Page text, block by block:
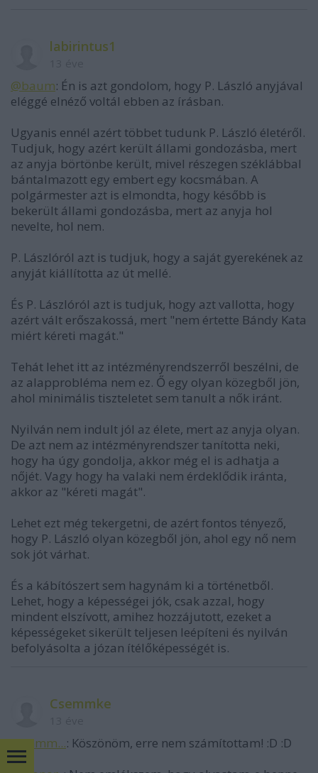
labirintus1
@baum: Én is azt gondolom, hogy P. László anyjával
eléggé elnéző voltál ebben az írásban.
Ugyanis ennél azért többet tudunk P. László életéről.
Tudjuk, hogy azért került állami gondozásba, mert
az anyja börtönbe került, mivel részegen széklábbal
bántalmazott egy embert egy kocsmában. A
polgármester azt is elmondta, hogy később is
bekerült állami gondozásba, mert az anyja hol
nevelte, hol nem.
P. Lászlóról azt is tudjuk, hogy a saját gyerekének az
anyját kiállította az út mellé.
És P. Lászlóról azt is tudjuk, hogy azt vallotta, hogy
azért vált erőszakossá, mert "nem értette Bándy Kata
miért kéreti magát."
Tehát lehet itt az intézményrendszerről beszélni, de
az alapprobléma nem ez. Ő egy olyan közegből jön,
ahol minimális tiszteletet sem tanult a nők iránt.
Nyilván nem indult jól az élete, mert az anyja olyan.
De azt nem az intézményrendszer tanította neki,
hogy ha úgy gondolja, akkor még el is adhatja a
nőjét. Vagy hogy ha valaki nem érdeklődik iránta,
akkor az "kéreti magát".
Lehet ezt még tekergetni, de azért fontos tényező,
hogy P. László olyan közegből jön, ahol egy nő nem
sok jót várhat.
És a kábítószert sem hagynám ki a történetből.
Lehet, hogy a képességei jók, csak azzal, hogy
mindent elszívott, amihez hozzájutott, ezeket a
képességeket sikerült teljesen leépíteni és nyilván
befolyásolta a józan ítélőképességét is.
Csemmke
@khmm...: Köszönöm, erre nem számítottam! :D :D